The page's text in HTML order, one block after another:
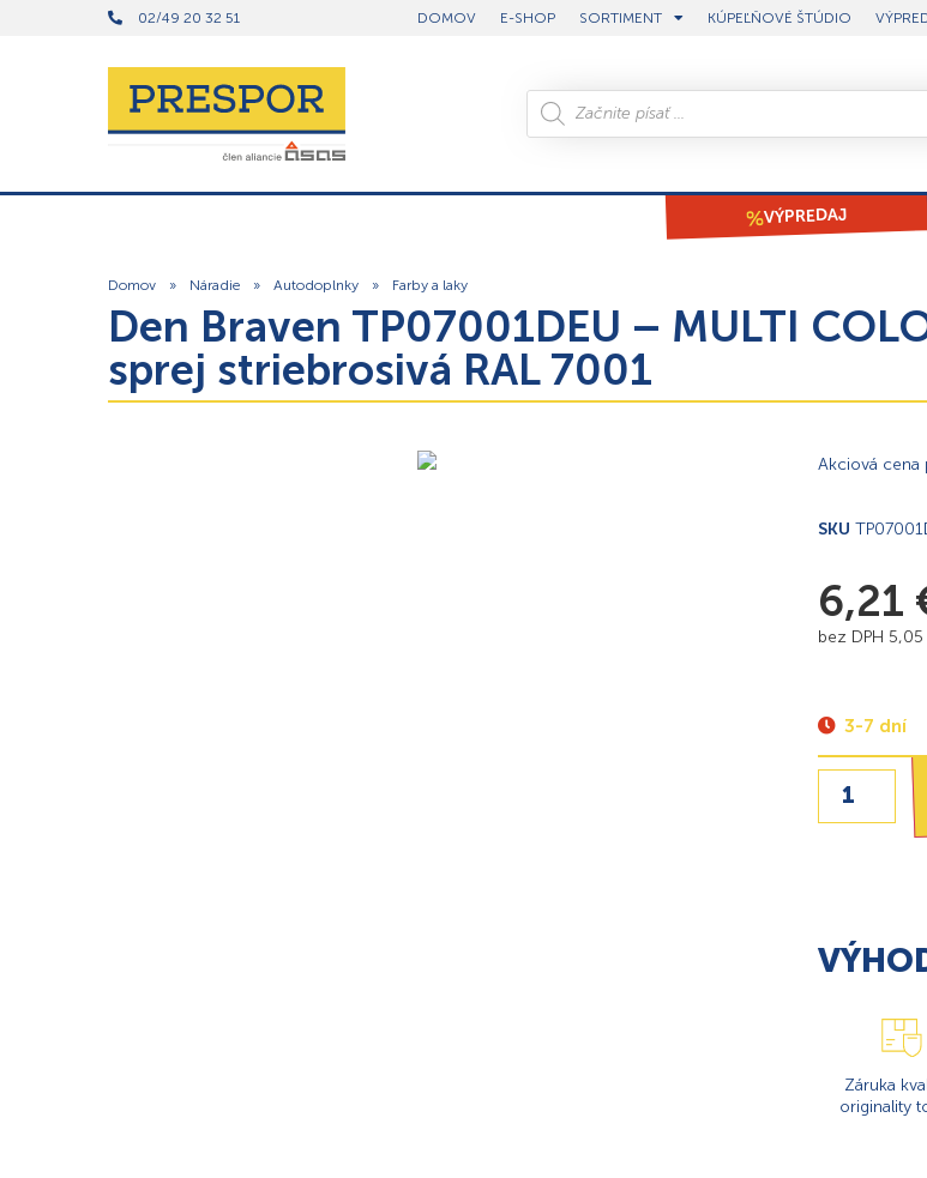
02/49 20 32 51 DOMOV E-SHOP SORTIMENT KÚPEĽŇOVÉ ŠTÚDIO
VÝPREDAJ
Domov » Náradie » Autodoplnky » Farby a laky
Den Braven TP07001DEU – MULTI
sprej striebrosivá RAL 7001
Akciová cena
SKU
6,21
bez DPH 5,05
3-7 dní
Záruka
originality